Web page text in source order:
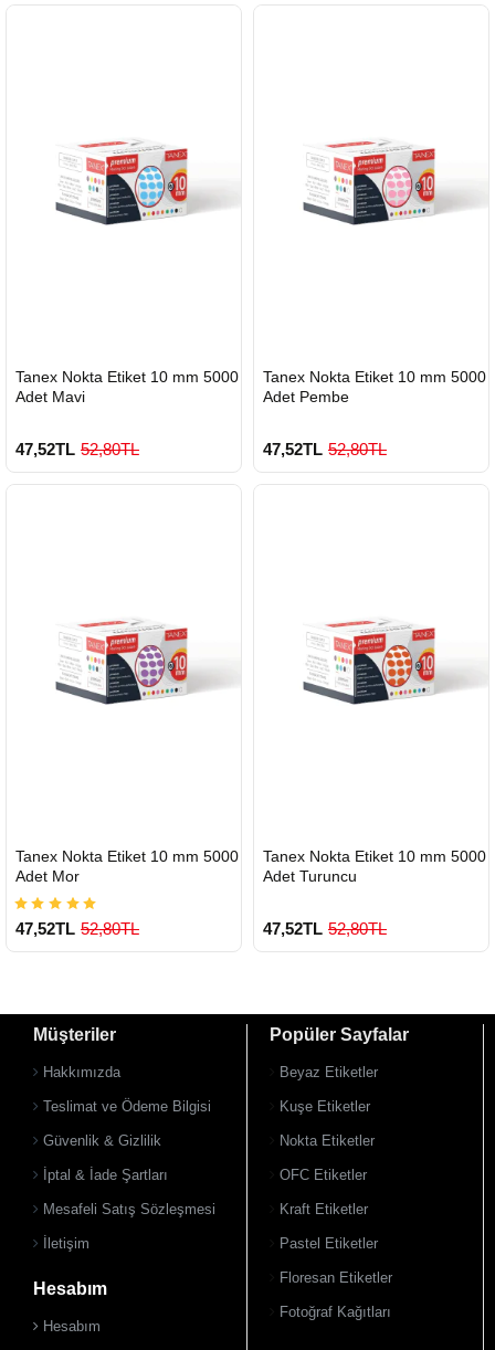
GÖNDERİ
Tanex Nokta Etiket 10 mm 5000
Adet Mavi
47,52TL 52,80TL
GÖNDERİ
Tanex Nokta Etiket 10 mm 5000
Adet Pembe
47,52TL 52,80TL
GÖNDERİ
Tanex Nokta Etiket 10 mm 5000
Adet Mor
47,52TL 52,80TL
GÖNDERİ
Tanex Nokta Etiket 10 mm 5000
Adet Turuncu
47,52TL 52,80TL
Müşteriler
Hakkımızda
Teslimat ve Ödeme Bilgisi
Güvenlik & Gizlilik
İptal & İade Şartları
Mesafeli Satış Sözleşmesi
İletişim
Hesabım
Hesabım
Popüler Sayfalar
Beyaz Etiketler
Kuşe Etiketler
Nokta Etiketler
OFC Etiketler
Kraft Etiketler
Pastel Etiketler
Floresan Etiketler
Fotoğraf Kağıtları